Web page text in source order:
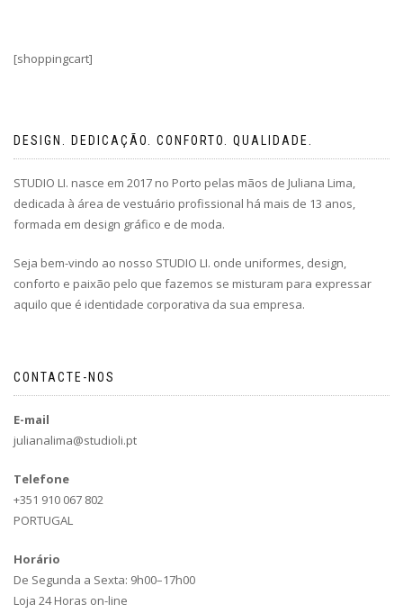
[shoppingcart]
DESIGN. DEDICAÇÃO. CONFORTO. QUALIDADE.
STUDIO LI. nasce em 2017 no Porto pelas mãos de Juliana Lima,
dedicada à área de vestuário profissional há mais de 13 anos,
formada em design gráfico e de moda.
Seja bem-vindo ao nosso STUDIO LI. onde uniformes, design,
conforto e paixão pelo que fazemos se misturam para expressar
aquilo que é identidade corporativa da sua empresa.
CONTACTE-NOS
E-mail
julianalima@studioli.pt
Telefone
+351 910 067 802
PORTUGAL
Horário
De Segunda a Sexta: 9h00–17h00
Loja 24 Horas on-line